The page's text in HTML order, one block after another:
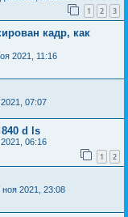
1 2 3
кадр, как
2021, 11:16
07:07
d ls
06:16
1 2
ноя 2021, 23:08